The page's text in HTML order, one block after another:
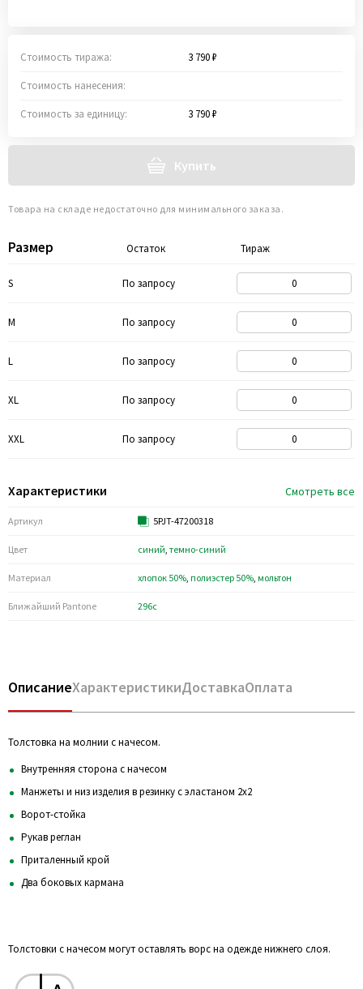
Размер Остаток Тираж
S По запросу
M По запросу
L По запросу
XL По запросу
XXL По запросу
Характеристики Смотреть все
Артикул 5PJT-47200318
Цвет синий, темно-синий
Материал хлопок 50%, полиэстер 50%, мольтон
Ближайший Pantone 296c
Стоимость тиража: 3 790 ₽
Стоимость нанесения:
Стоимость за единицу: 3 790 ₽
Купить
Товара на складе недостаточно для минимального заказа.
ОписаниеХарактеристикиДоставкаОплата
Толстовка на молнии с начесом.
Внутренняя сторона с начесом
Манжеты и низ изделия в резинку с эластаном 2х2
Ворот-стойка
Рукав реглан
Приталенный крой
Два боковых кармана
Толстовки с начесом могут оставлять ворс на одежде нижнего слоя.